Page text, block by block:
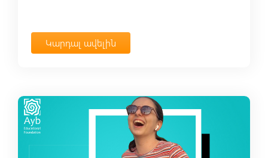
Կարդալ ավելին